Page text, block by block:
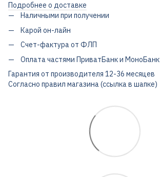
Подробнее о доставке
Наличными при получении
Карой он-лайн
Счет-фактура от ФЛП
Оплата частями ПриватБанк и МоноБанк
Гарантия от производителя 12-36 месяцев
Согласно правил магазина (ссылка в шапке)